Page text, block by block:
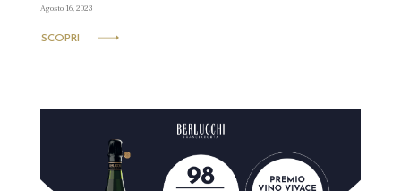
Agosto 16, 2023
SCOPRI